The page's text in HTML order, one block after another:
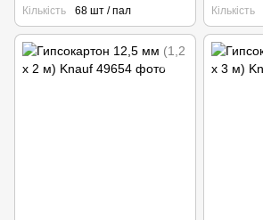
Кількість
68 шт / пал
Кількість